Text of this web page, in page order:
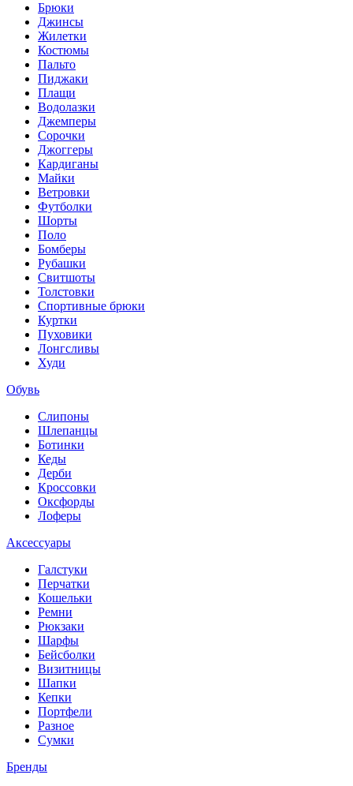
Брюки
Джинсы
Жилетки
Костюмы
Пальто
Пиджаки
Плащи
Водолазки
Джемперы
Сорочки
Джоггеры
Кардиганы
Майки
Ветровки
Футболки
Шорты
Поло
Бомберы
Рубашки
Свитшоты
Толстовки
Спортивные брюки
Куртки
Пуховики
Лонгсливы
Худи
Обувь
Слипоны
Шлепанцы
Ботинки
Кеды
Дерби
Кроссовки
Оксфорды
Лоферы
Аксессуары
Галстуки
Перчатки
Кошельки
Ремни
Рюкзаки
Шарфы
Бейсболки
Визитницы
Шапки
Кепки
Портфели
Разное
Сумки
Бренды